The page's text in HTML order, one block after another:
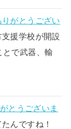
がとうござい
援学校が開設
とで武器、輸
とうございま
んですね！